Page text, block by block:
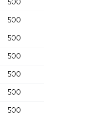
500
500
500
500
500
500
500